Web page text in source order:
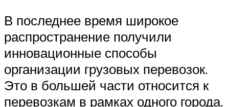
В последнее время широкое
распространение получили
инновационные способы
организации грузовых перевозок.
Это в большей части относится к
перевозкам в рамках одного города.